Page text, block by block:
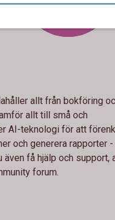
allt från bokföring
allt till små och
AI-teknologi för att
och generera rapporter
få hjälp och support,
forum.